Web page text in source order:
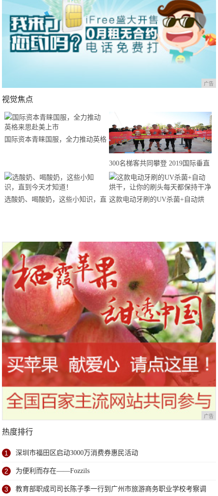
广告
视觉焦点
国际资本青睐国服，全力推动英格
300名梯客共同攀登 2019国际垂直
马拉松超级精英赛顺德海骏达中心
站欢乐开跑
选酸奶、喝酸奶，这些小知识，直 这款电动牙刷的UV杀菌+自动烘
广告
热度排行
1 深圳市福田区启动3000万消费券惠民活动
2 为便利而存在——Fozzils
3 教育部职成司司长陈子季一行到广州市旅游商务职业学校考察调